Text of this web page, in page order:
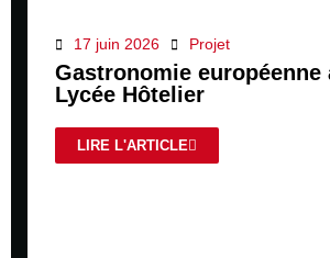
17 juin 2026 Projet
Gastronomie européenne
Lycée Hôtelier
LIRE L'ARTICLE